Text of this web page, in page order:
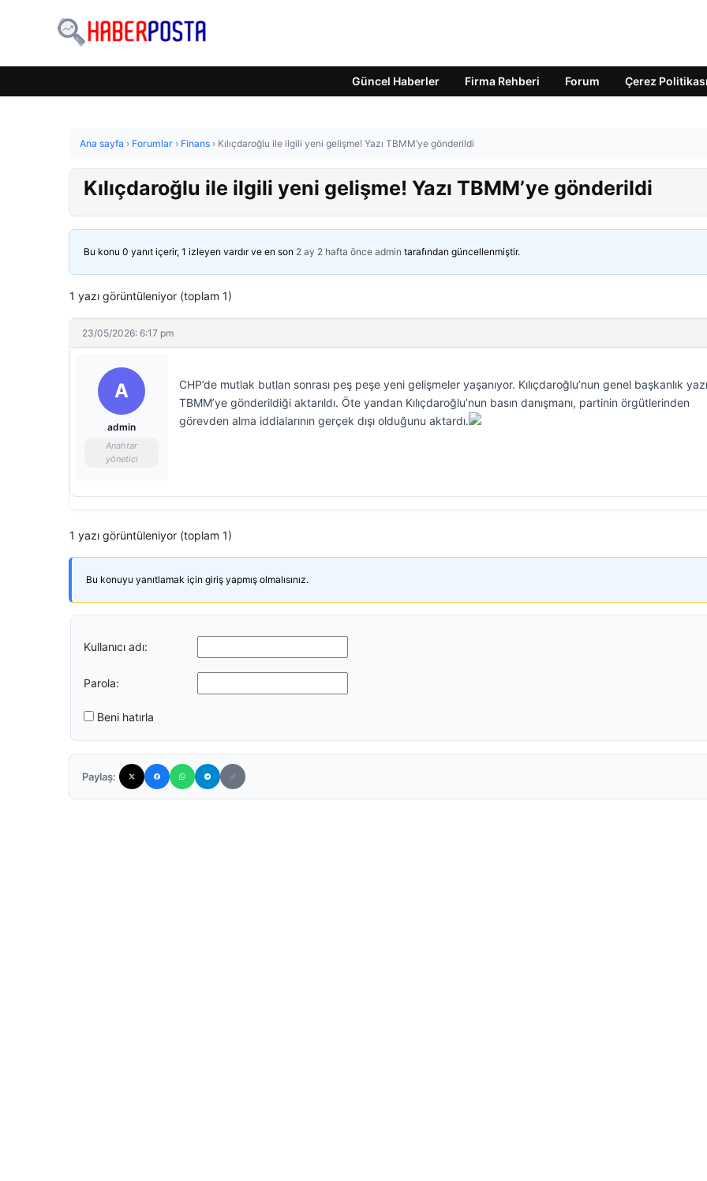
Güncel Haberler Firma Rehberi Forum Çerez Politikası
Ana sayfa › Forumlar › Finans › Kılıçdaroğlu ile ilgili yeni gelişme! Yazı TBMM’ye gönderildi
Kılıçdaroğlu ile ilgili yeni gelişme! Yazı TBMM’ye gönderildi
Bu konu 0 yanıt içerir, 1 izleyen vardır ve en son 2 ay 2 hafta önce admin tarafından güncellenmiştir.
1 yazı görüntüleniyor (toplam 1)
23/05/2026: 6:17 pm
A
admin
Anahtar
yönetici
CHP’de mutlak butlan sonrası peş peşe yeni gelişmeler yaşanıyor. Kılıçdaroğlu’nun genel başkanlık
TBMM’ye gönderildiği aktarıldı. Öte yandan Kılıçdaroğlu’nun basın danışmanı, partinin örgütlerinden
görevden alma iddialarının gerçek dışı olduğunu aktardı.
1 yazı görüntüleniyor (toplam 1)
Bu konuyu yanıtlamak için giriş yapmış olmalısınız.
Kullanıcı adı:
Parola:
Beni hatırla
Paylaş: